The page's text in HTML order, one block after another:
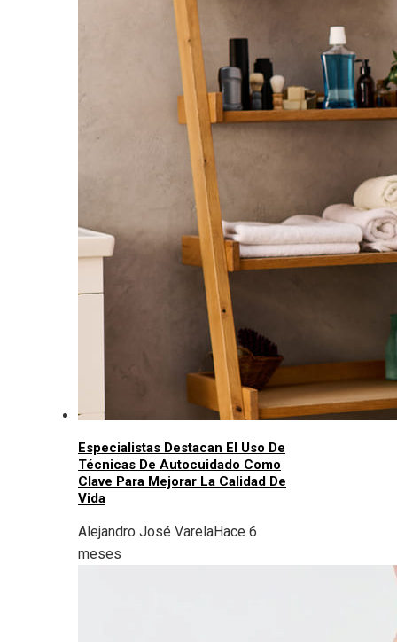
Especialistas Destacan El Uso De
Técnicas De Autocuidado Como
Clave Para Mejorar La Calidad De
Vida
Alejandro José VarelaHace 6
meses